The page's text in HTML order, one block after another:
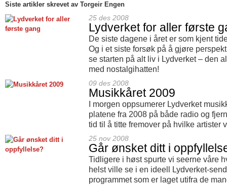
Siste artikler skrevet av Torgeir Engen
25 des 2008
Lydverket for aller første
De siste dagene i året er som kjent
Og i et siste forsøk på å gjøre
se starten på alt liv i Lydverket – den
med nostalgihatten!
09 des 2008
Musikkåret 2009
I morgen oppsumerer Lydverket
platene fra 2008 på både radio og
tid til å titte fremover på hvilke artister
25 nov 2008
Går ønsket ditt i
Tidligere i høst spurte vi seerne våre
helst ville se i en ideell Lydverket-
programmet som er laget utifra de